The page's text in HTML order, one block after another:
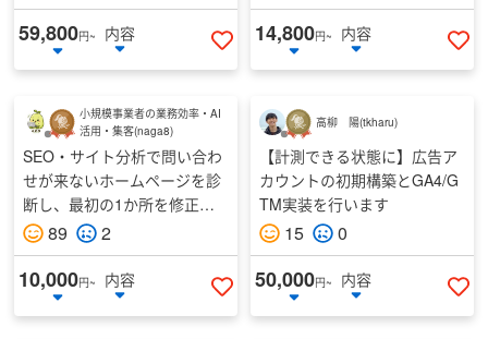
59,800円~
内容
いいねする
14,800円~
内容
い
小規模事業者の業務効率・AI
活用・集客(naga8)
SEO・サイト分析で問い合わ
せが来ないホームページを診
断し、最初の1か所を修正し
ます89 2
10,000円~
内容
いいねする
高柳 陽(tkharu)
【計測できる状態に】広告ア
カウントの初期構築とGA4/G
TM実装を行います
15 0
50,000円~
内容
い